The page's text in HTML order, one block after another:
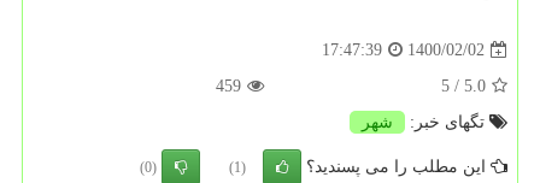
1400/02/02
17:47:39
5.0
/ 5
459
تگهای خبر:
شهر
این مطلب را می پسندید؟ (1)
(0)